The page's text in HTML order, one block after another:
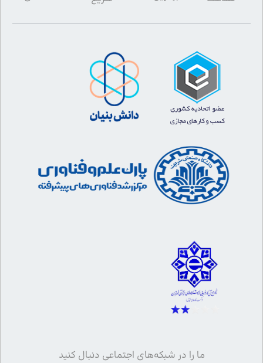
ما را در شبکه‌های اجتماعی دنبال کنید